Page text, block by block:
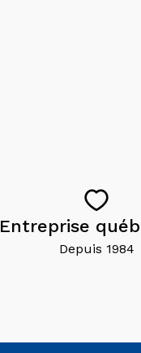
Entreprise
Depuis 1984